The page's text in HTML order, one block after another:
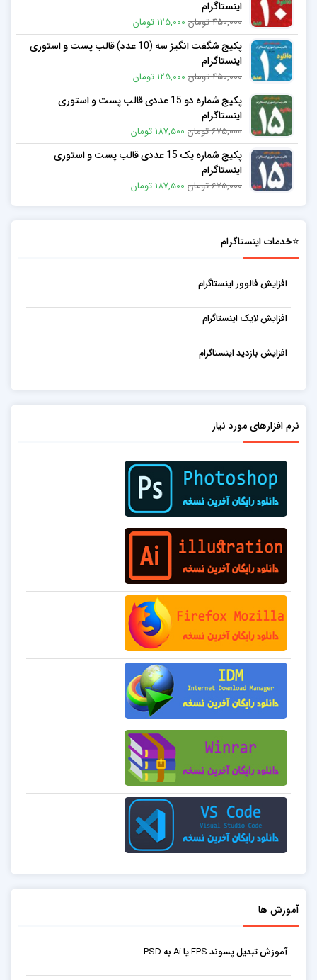
اینستاگرام
450,000 تومان 125,000 تومان
پکیج شگفت انگیز سه (10 عدد) قالب پست و استوری
اینستاگرام
450,000 تومان 125,000 تومان
پکیج شماره دو 15 عددی قالب پست و استوری
اینستاگرام
675,000 تومان 187,500 تومان
پکیج شماره یک 15 عددی قالب پست و استوری
اینستاگرام
675,000 تومان 187,500 تومان
⭐خدمات اینستاگرام
افزایش فالوور اینستاگرام
افزایش لایک اینستاگرام
افزایش بازدید اینستاگرام
نرم افزارهای مورد نیاز
آموزش ها
آموزش تبدیل پسوند EPS یا Ai به PSD